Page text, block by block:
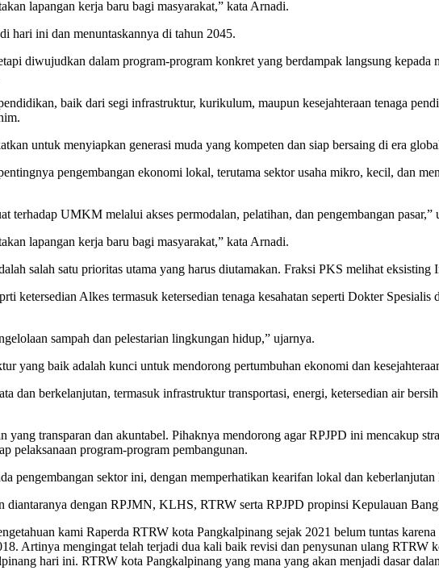
lapangan kerja baru bagi masyarakat,” kata Arnadi.
hari ini dan menuntaskannya di tahun 2045.
diwujudkan dalam program-program konkret yang berdampak langsung kepada
baik dari segi infrastruktur, kurikulum, maupun kesejahteraan tenaga
untuk menyiapkan generasi muda yang kompeten dan siap bersaing di era
pengembangan ekonomi lokal, terutama sektor usaha mikro, kecil, dan
UMKM melalui akses permodalan, pelatihan, dan pengembangan pasar,”
lapangan kerja baru bagi masyarakat,” kata Arnadi.
salah satu prioritas utama yang harus diutamakan. Fraksi PKS melihat
ketersedian Alkes termasuk ketersedian tenaga kesahatan seperti Dokter Spesialis
sampah dan pelestarian lingkungan hidup,” ujarnya.
yang baik adalah kunci untuk mendorong pertumbuhan ekonomi dan
dan berkelanjutan, termasuk infrastruktur transportasi, energi, ketersedian air
transparan dan akuntabel. Pihaknya mendorong agar RPJPD ini mencakup
pelaksanaan program-program pembangunan.
pengembangan sektor ini, dengan memperhatikan kearifan lokal dan
dengan RPJMN, KLHS, RTRW serta RPJPD propinsi Kepulauan
kami Raperda RTRW kota Pangkalpinang sejak 2021 belum tuntas
Artinya mengingat telah terjadi dua kali baik revisi dan penysunan ulang RTRW
hari ini. RTRW kota Pangkalpinang yang mana yang akan menjadi dasar